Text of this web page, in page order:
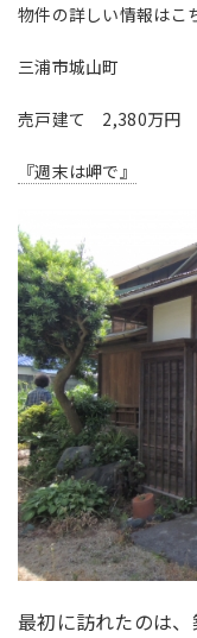
物件の詳しい情報はこ
三浦市城山町
売戸建て 2,380万円
『週末は岬で』
最初に訪れたのは、